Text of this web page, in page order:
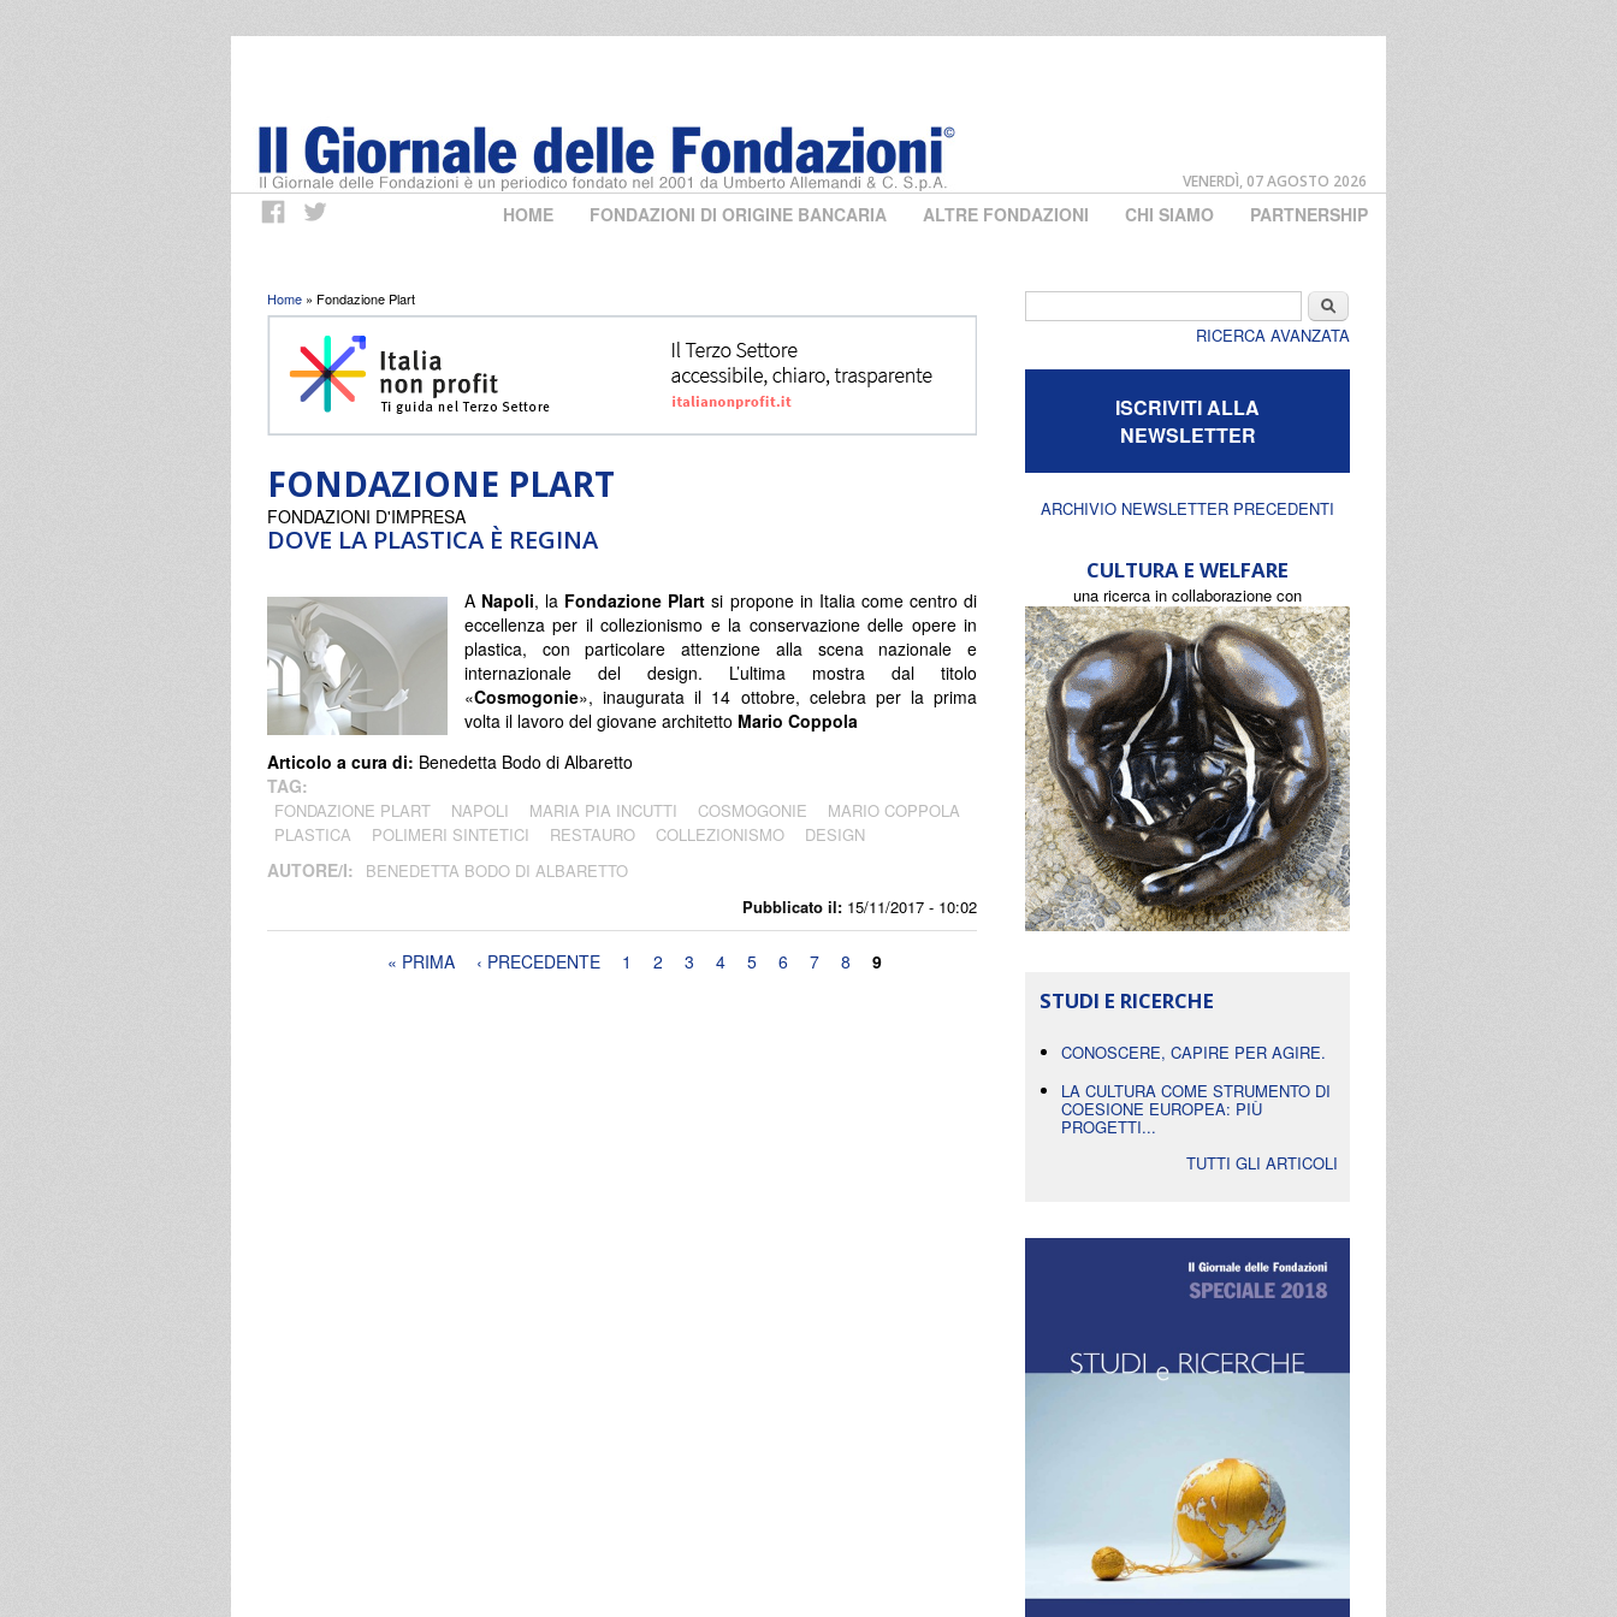
VENERDÌ, 07 AGOSTO 2026
HOME FONDAZIONI DI ORIGINE BANCARIA ALTRE FONDAZIONI CHI SIAMO PARTNERSHIP
Tu sei qui
Home » Fondazione Plart
FONDAZIONE PLART
DOVE LA PLASTICA È REGINA
Pubblicato il: 15/11/2017 - 10:02
FONDAZIONI D'IMPRESA
A Napoli, la Fondazione Plartsi propone in Italia come centro di
eccellenza per il collezionismo e la conservazione delle opere in
plastica, con particolare attenzione alla scena nazionale e
internazionale del design. L’ultima mostra dal titolo
«Cosmogonie», inaugurata il 14 ottobre, celebra per la prima
volta il lavoro del giovane architetto Mario Coppola
Articolo a cura di: Benedetta Bodo di Albaretto
TAG:
FONDAZIONE PLART NAPOLI MARIA PIA INCUTTI COSMOGONIE
MARIO COPPOLA
PLASTICA
POLIMERI SINTETICI RESTAURO COLLEZIONISMO DESIGN
AUTORE/I: BENEDETTA BODO DI ALBARETTO
« PRIMA ‹ PRECEDENTE 1 2 3 4 5 6 7 8 9
Cerca
RICERCA AVANZATA
ISCRIVITI ALLA
NEWSLETTER
ARCHIVIO NEWSLETTER PRECEDENTI
CULTURA E WELFARE
una ricerca in collaborazione con
STUDI E RICERCHE
CONOSCERE, CAPIRE PER AGIRE.
LA CULTURA COME STRUMENTO DI
COESIONE EUROPEA: PIÙ
PROGETTI...
TUTTI GLI ARTICOLI